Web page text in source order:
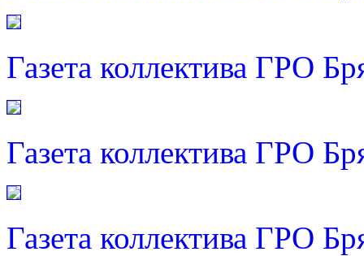
Газета коллектива ГРО
Газета коллектива ГРО
Газета коллектива ГРО